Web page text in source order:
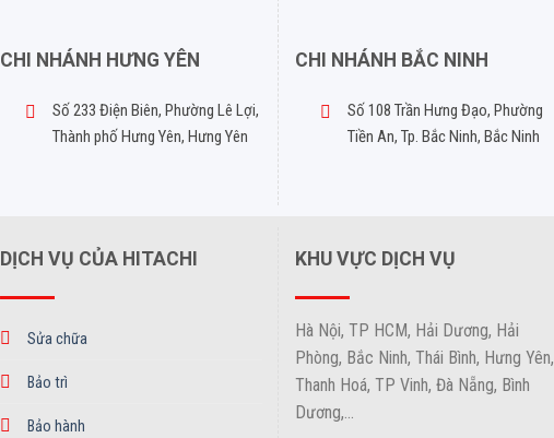
CHI NHÁNH HƯNG YÊN
Số 233 Điện Biên, Phường Lê Lợi,
Thành phố Hưng Yên, Hưng Yên
CHI NHÁNH BẮC NINH
Số 108 Trần Hưng Đạo, Phường
Tiền An, Tp. Bắc Ninh, Bắc Ninh
DỊCH VỤ CỦA HITACHI
Sửa chữa
Bảo trì
Bảo hành
KHU VỰC DỊCH VỤ
Hà Nội, TP HCM, Hải Dương, Hải
Phòng, Bắc Ninh, Thái Bình, Hưng Yên,
Thanh Hoá, TP Vinh, Đà Nẵng, Bình
Dương,...